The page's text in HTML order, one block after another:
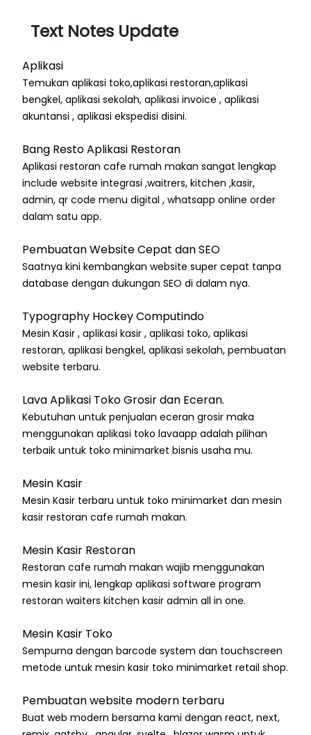
Text Notes Update
Aplikasi
Temukan aplikasi toko,aplikasi restoran,aplikasi
bengkel, aplikasi sekolah, aplikasi invoice , aplikasi
akuntansi , aplikasi ekspedisi disini.
Bang Resto Aplikasi Restoran
Aplikasi restoran cafe rumah makan sangat lengkap
include website integrasi ,waitrers, kitchen ,kasir,
admin, qr code menu digital , whatsapp online order
dalam satu app.
Pembuatan Website Cepat dan SEO
Saatnya kini kembangkan website super cepat tanpa
database dengan dukungan SEO di dalam nya.
Typography Hockey Computindo
Mesin Kasir , aplikasi kasir , aplikasi toko, aplikasi
restoran, aplikasi bengkel, aplikasi sekolah, pembuatan
website terbaru.
Lava Aplikasi Toko Grosir dan Eceran.
Kebutuhan untuk penjualan eceran grosir maka
menggunakan aplikasi toko lavaapp adalah pilihan
terbaik untuk toko minimarket bisnis usaha mu.
Mesin Kasir
Mesin Kasir terbaru untuk toko minimarket dan mesin
kasir restoran cafe rumah makan.
Mesin Kasir Restoran
Restoran cafe rumah makan wajib menggunakan
mesin kasir ini, lengkap aplikasi software program
restoran waiters kitchen kasir admin all in one.
Mesin Kasir Toko
Sempurna dengan barcode system dan touchscreen
metode untuk mesin kasir toko minimarket retail shop.
Pembuatan website modern terbaru
Buat web modern bersama kami dengan react, next,